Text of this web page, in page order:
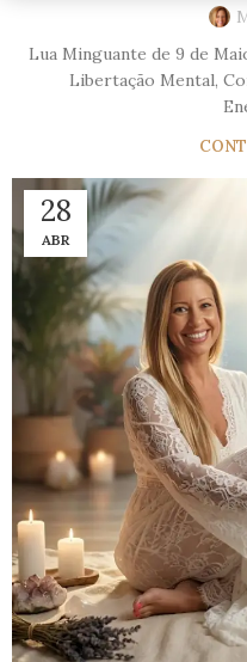
Lua Minguante de 9 de
Libertação Mental,
28
ABR